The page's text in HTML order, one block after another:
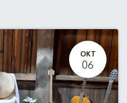
OKT
06